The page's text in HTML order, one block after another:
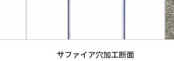
サファイア穴加工断面